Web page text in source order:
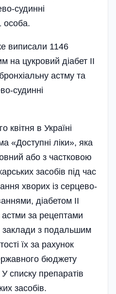
судинні
особа.
виписали 1146
на цукровий діабет II
астму та
судинні
квітня в Україні
«Доступні ліки», яка
або з частковою
засобів під час
хворих із серцево-
діабетом II
астми за рецептами
заклади з подальшим
їх за рахунок
бюджету
списку препаратів
засобів.